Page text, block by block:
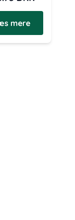
mere